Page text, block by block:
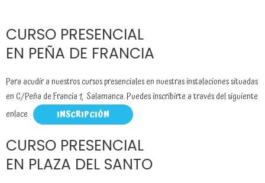
CURSO PRESENCIAL
EN PEÑA DE FRANCIA
Para acudir a nuestros cursos presenciales en nuestras instalaciones situadas
en C/Peña de Francia 1, Salamanca. Puedes inscribirte a través del siguiente
enlace
INSCRIPCIÓN
CURSO PRESENCIAL
EN PLAZA DEL SANTO